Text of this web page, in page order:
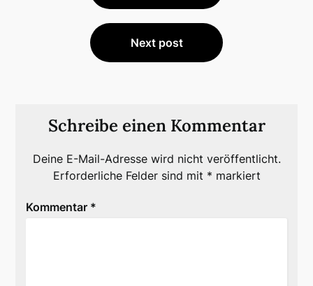
Next post
Schreibe einen Kommentar
Deine E-Mail-Adresse wird nicht veröffentlicht.
Erforderliche Felder sind mit * markiert
Kommentar *